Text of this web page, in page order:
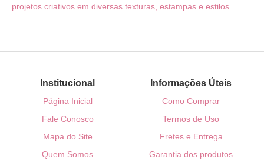
projetos criativos em diversas texturas, estampas e estilos.
Institucional
Página Inicial
Fale Conosco
Mapa do Site
Quem Somos
Informações Úteis
Como Comprar
Termos de Uso
Fretes e Entrega
Garantia dos produtos